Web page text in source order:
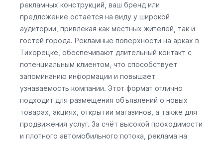
рекламных конструкций, ваш бренд или
предложение остаётся на виду у широкой
аудитории, привлекая как местных жителей, так и
гостей города. Рекламные поверхности на арках в
Тихорецке, обеспечивают длительный контакт с
потенциальным клиентом, что способствует
запоминанию информации и повышает
узнаваемость компании. Этот формат отлично
подходит для размещения объявлений о новых
товарах, акциях, открытии магазинов, а также для
продвижения услуг. За счёт высокой проходимости
и плотного автомобильного потока, реклама на